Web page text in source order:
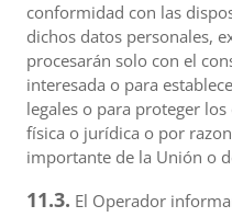
conformidad con las
dichos datos personales,
procesarán solo con el
interesada o para
legales o para proteger
física o jurídica o por
importante de la Unión o
11.3. El Operador